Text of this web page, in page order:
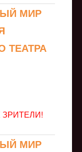
МИР
ТЕАТРА
МИР